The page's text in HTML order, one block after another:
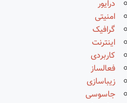
درایور
امنیتی
گرافیک
اینترنت
کاربردی
فعالساز
زیباسازی
جاسوسی